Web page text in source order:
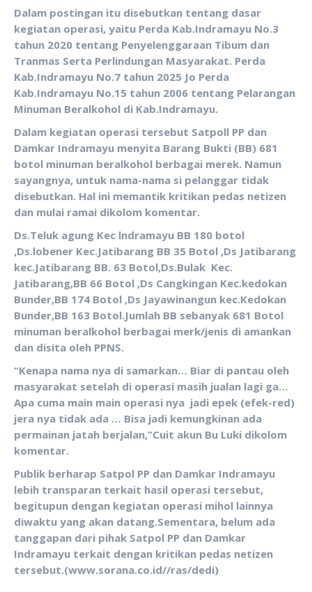
Dalam postingan itu disebutkan tentang dasar
kegiatan operasi, yaitu Perda Kab.Indramayu No.3
tahun 2020 tentang Penyelenggaraan Tibum dan
Tranmas Serta Perlindungan Masyarakat. Perda
Kab.Indramayu No.7 tahun 2025 Jo Perda
Kab.Indramayu No.15 tahun 2006 tentang Pelarangan
Minuman Beralkohol di Kab.Indramayu.
Dalam kegiatan operasi tersebut Satpoll PP dan
Damkar Indramayu menyita Barang Bukti (BB) 681
botol minuman beralkohol berbagai merek. Namun
sayangnya, untuk nama-nama si pelanggar tidak
disebutkan. Hal ini memantik kritikan pedas netizen
dan mulai ramai dikolom komentar.
Ds.Teluk agung Kec lndramayu BB 180 botol
,Ds.lobener Kec.Jatibarang BB 35 Botol ,Ds Jatibarang
kec.Jatibarang BB. 63 Botol,Ds.Bulak Kec.
Jatibarang,BB 66 Botol ,Ds Cangkingan Kec.kedokan
Bunder,BB 174 Botol ,Ds Jayawinangun kec.Kedokan
Bunder,BB 163 Botol.Jumlah BB sebanyak 681 Botol
minuman beralkohol berbagai merk/jenis di amankan
dan disita oleh PPNS.
“Kenapa nama nya di samarkan… Biar di pantau oleh
masyarakat setelah di operasi masih jualan lagi ga…
Apa cuma main main operasi nya jadi epek (efek-red)
jera nya tidak ada … Bisa jadi kemungkinan ada
permainan jatah berjalan,”Cuit akun Bu Luki dikolom
komentar.
Publik berharap Satpol PP dan Damkar Indramayu
lebih transparan terkait hasil operasi tersebut,
begitupun dengan kegiatan operasi mihol lainnya
diwaktu yang akan datang.Sementara, belum ada
tanggapan dari pihak Satpol PP dan Damkar
Indramayu terkait dengan kritikan pedas netizen
tersebut.(www.sorana.co.id//ras/dedi)